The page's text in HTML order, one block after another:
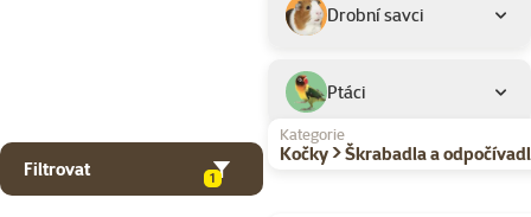
Drobní savci
Ptáci
Filtrovat 1
Kategorie
Kočky > Škrabadla a